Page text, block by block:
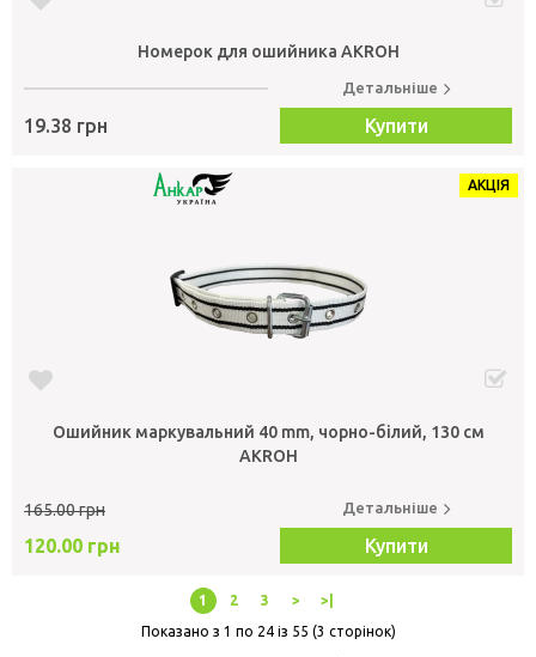
Номерок для ошийника AKROH
19.38 грн
Детальніше
Купити
АКЦІЯ
Ошийник маркувальний 40 mm, чорно-білий, 130 см
AKROH
165.00 грн
120.00 грн
Детальніше
Купити
1 2 3 >
>|
Показано з 1 по 24 із 55 (3 сторінок)